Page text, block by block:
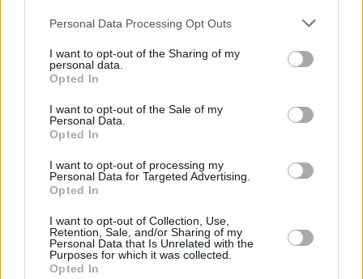
Personal Data Processing Opt Outs
I want to opt-out of the Sharing of my
personal data.
Opted In
I want to opt-out of the Sale of my
Personal Data.
Opted In
I want to opt-out of processing my
Personal Data for Targeted Advertising.
Opted In
I want to opt-out of Collection, Use,
Retention, Sale, and/or Sharing of my
Personal Data that Is Unrelated with the
Purposes for which it was collected.
Opted In
... další nabídky zaměstnání
Prima sport - co nabídne v prvním
vysílacím týdnu
Kdy a kde bude Prima sport k
naladění na Skylinku